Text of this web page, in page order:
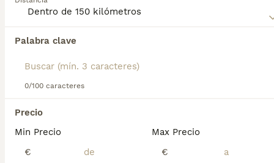
Palabra clave
0/100 caracteres
Precio
Min Precio
€
Max Precio
€
Terrier para obtener información sobre esta raza de perro.
Encontramos 0 Airedale Terrier Perros en
Si deseas exactamente esta búsqueda guarda tu
búsqueda y espera el resultado perfecto:
Preguntas frecuentes